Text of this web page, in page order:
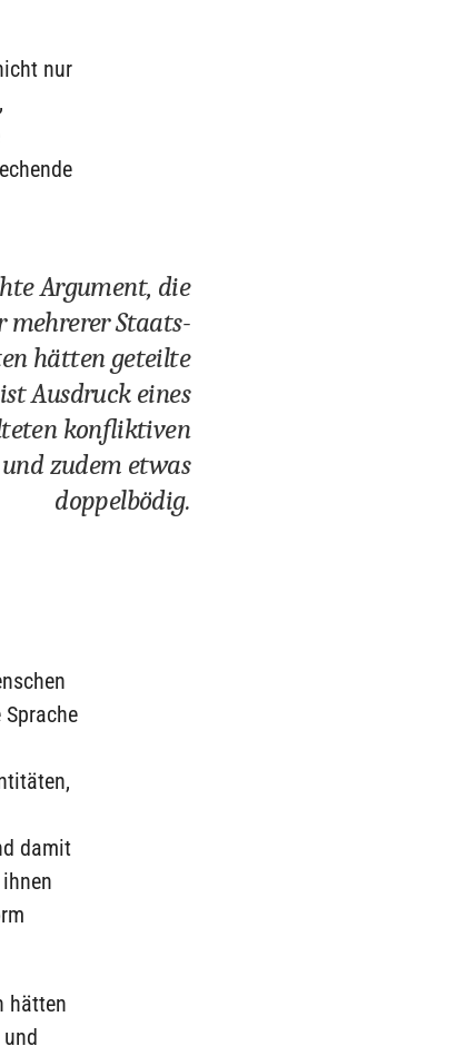
nur
Argument, die
mehrerer Staats-
hätten geteilte
Ausdruck eines
konfliktiven
zudem etwas
doppelbödig.
damit
hätten